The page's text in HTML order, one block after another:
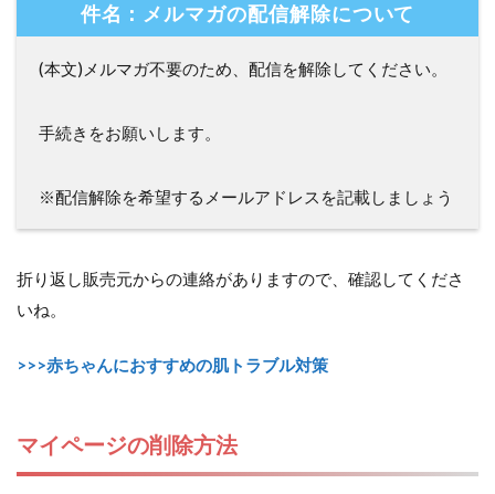
件名：メルマガの配信解除について
(本文)メルマガ不要のため、配信を解除してください。
手続きをお願いします。
※配信解除を希望するメールアドレスを記載しましょう
折り返し販売元からの連絡がありますので、確認してくださ
いね。
>>>赤ちゃんにおすすめの肌トラブル対策
マイページの削除方法